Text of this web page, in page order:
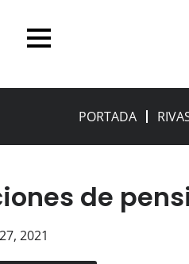
PORTADA
de
2021